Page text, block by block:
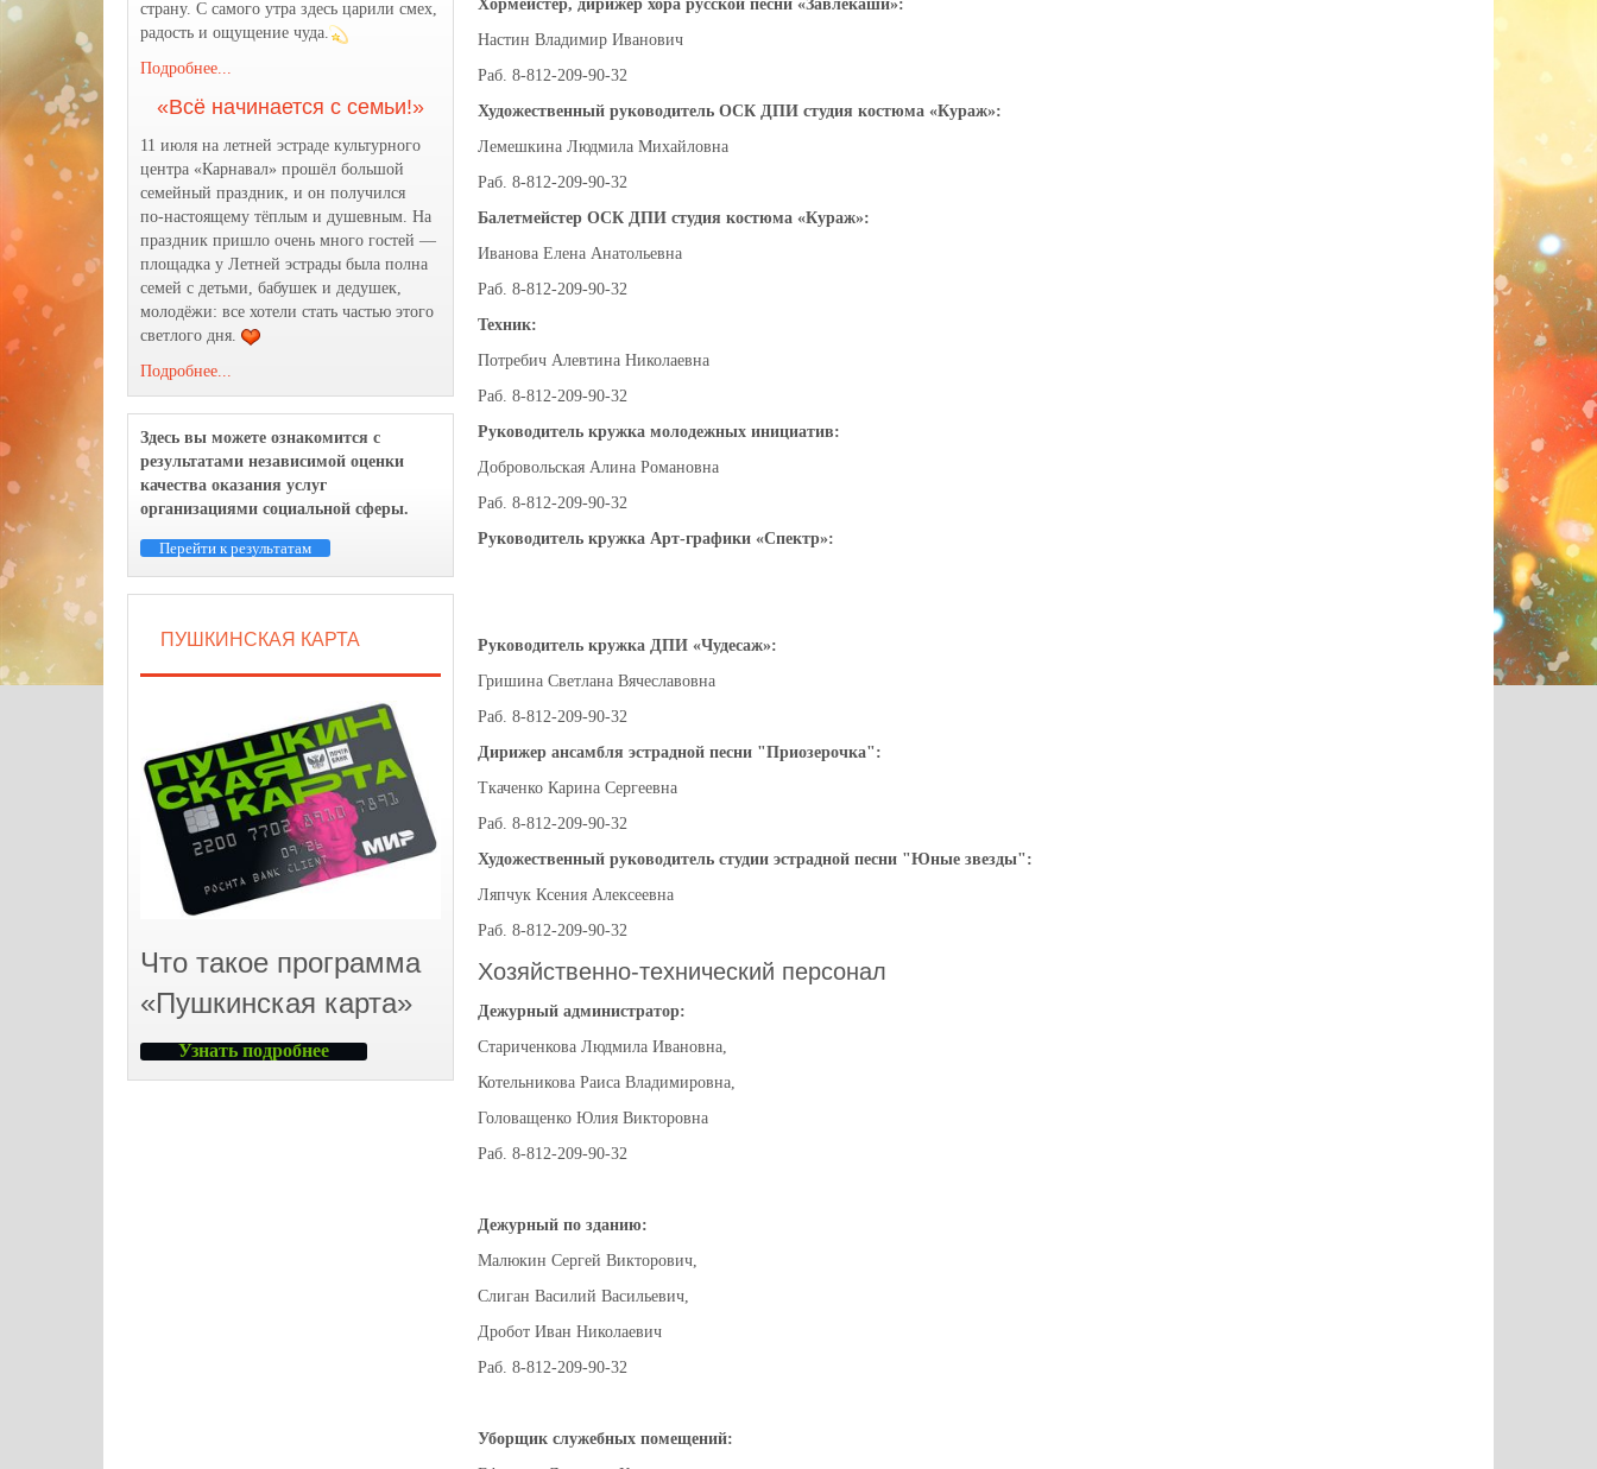
страну. С самого утра здесь царили смех,
радость и ощущение чуда.
Подробнее...
«Всё начинается с семьи!»
11 июля на летней эстраде культурного
центра «Карнавал» прошёл большой
семейный праздник, и он получился
по‑настоящему тёплым и душевным. На
праздник пришло очень много гостей —
площадка у Летней эстрады была полна
семей с детьми, бабушек и дедушек,
молодёжи: все хотели стать частью этого
светлого дня.
Подробнее...
Здесь вы можете ознакомится с
результатами независимой оценки
качества оказания услуг
организациями социальной сферы.
Перейти к результатам
ПУШКИНСКАЯ КАРТА
Что такое программа
«Пушкинская карта»
Узнать подробнее
Хормейстер, дирижер хора русской песни «Завлекаши»:
Настин Владимир Иванович
Раб. 8-812-209-90-32
Художественный руководитель ОСК ДПИ студия костюма «Кураж»:
Лемешкина Людмила Михайловна
Раб. 8-812-209-90-32
Балетмейстер ОСК ДПИ студия костюма «Кураж»:
Иванова Елена Анатольевна
Раб. 8-812-209-90-32
Техник:
Потребич Алевтина Николаевна
Раб. 8-812-209-90-32
Руководитель кружка молодежных инициатив:
Добровольская Алина Романовна
Раб. 8-812-209-90-32
Руководитель кружка Арт-графики «Спектр»:
Руководитель кружка ДПИ «Чудесаж»:
Гришина Светлана Вячеславовна
Раб. 8-812-209-90-32
Дирижер ансамбля эстрадной песни "Приозерочка":
Ткаченко Карина Сергеевна
Раб. 8-812-209-90-32
Художественный руководитель студии эстрадной песни "Юные звезды":
Ляпчук Ксения Алексеевна
Раб. 8-812-209-90-32
Хозяйственно-технический персонал
Дежурный администратор:
Стариченкова Людмила Ивановна,
Котельникова Раиса Владимировна,
Головащенко Юлия Викторовна
Раб. 8-812-209-90-32
Дежурный по зданию:
Малюкин Сергей Викторович,
Слиган Василий Васильевич,
Дробот Иван Николаевич
Раб. 8-812-209-90-32
Уборщик служебных помещений: